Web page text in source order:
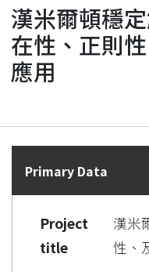
Fundings & Projects
Researchers
Statistics
漢米爾頓穩
在性、正則
應用
Primary Data
Project
title
漢米
性、